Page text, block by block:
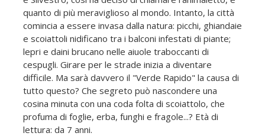
quanto di più meraviglioso al mondo. Intanto, la città
comincia a essere invasa dalla natura: picchi, ghiandaie
e scoiattoli nidificano tra i balconi infestati di piante;
lepri e daini brucano nelle aiuole traboccanti di
cespugli. Girare per le strade inizia a diventare
difficile. Ma sarà davvero il "Verde Rapido" la causa di
tutto questo? Che segreto può nascondere una
cosina minuta con una coda folta di scoiattolo, che
profuma di foglie, erba, funghi e fragole...? Età di
lettura: da 7 anni.